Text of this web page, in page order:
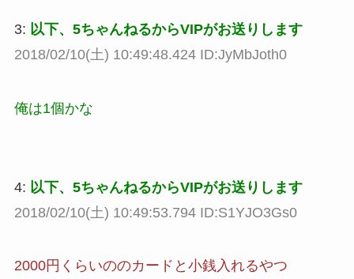
3: 以下、5ちゃんねるからVIPがお送りします
2018/02/10(土) 10:49:48.424 ID:JyMbJoth0
俺は1個かな
4: 以下、5ちゃんねるからVIPがお送りします
2018/02/10(土) 10:49:53.794 ID:S1YJO3Gs0
2000円くらいののカードと小銭入れるやつ